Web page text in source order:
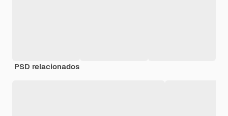
PSD relacionados